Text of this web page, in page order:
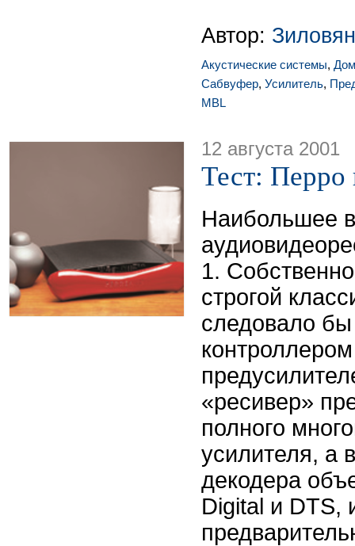
Автор:
Акустические системы,
Сабвуфер, Усилитель,
MBL
12 августа 2001
Тест: Перро
Наибольшее
1.
строгой
следовало
«ресивер»
полного
усилителя, а
декодера
Digital и DTS,